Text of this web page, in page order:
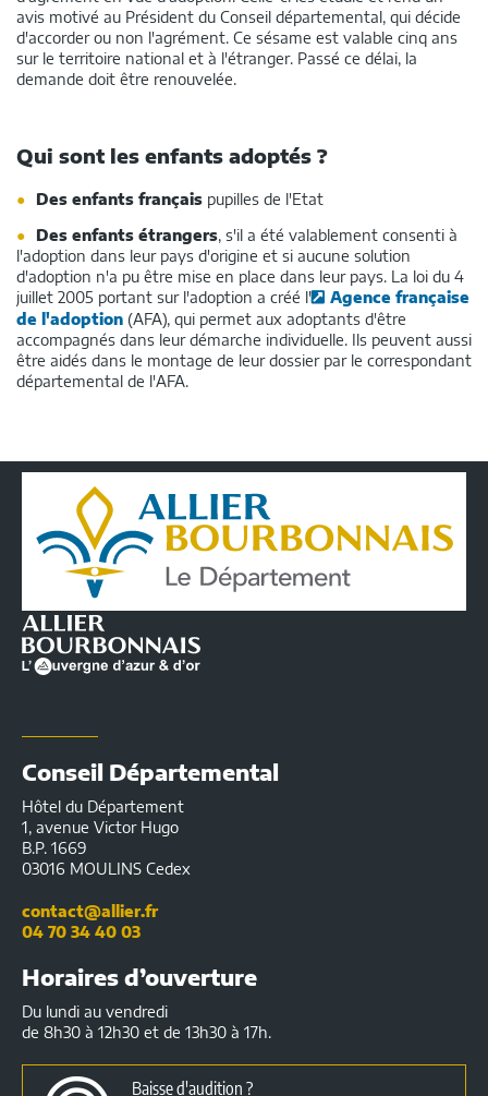
avis motivé au Président du Conseil départemental, qui décide
d'accorder ou non l'agrément. Ce sésame est valable cinq ans
sur le territoire national et à l'étranger. Passé ce délai, la
demande doit être renouvelée.
Qui sont les enfants adoptés ?
Des enfants français pupilles de l'Etat
Des enfants étrangers, s'il a été valablement consenti à
l'adoption dans leur pays d'origine et si aucune solution
d'adoption n'a pu être mise en place dans leur pays. La loi du 4
juillet 2005 portant sur l'adoption a créé l'
Agence française
de l'adoption (AFA), qui permet aux adoptants d'être
accompagnés dans leur démarche individuelle. Ils peuvent aussi
être aidés dans le montage de leur dossier par le correspondant
départemental de l'AFA.
Conseil
Départemental
de
l'Allier
Infos
Conseil Départemental
Hôtel du Département
1, avenue Victor Hugo
B.P. 1669
03016 MOULINS Cedex
contact@allier.fr
04 70 34 40 03
Horaires d’ouverture
Du lundi au vendredi
de 8h30 à 12h30 et de 13h30 à 17h.
Baisse d'audition ?